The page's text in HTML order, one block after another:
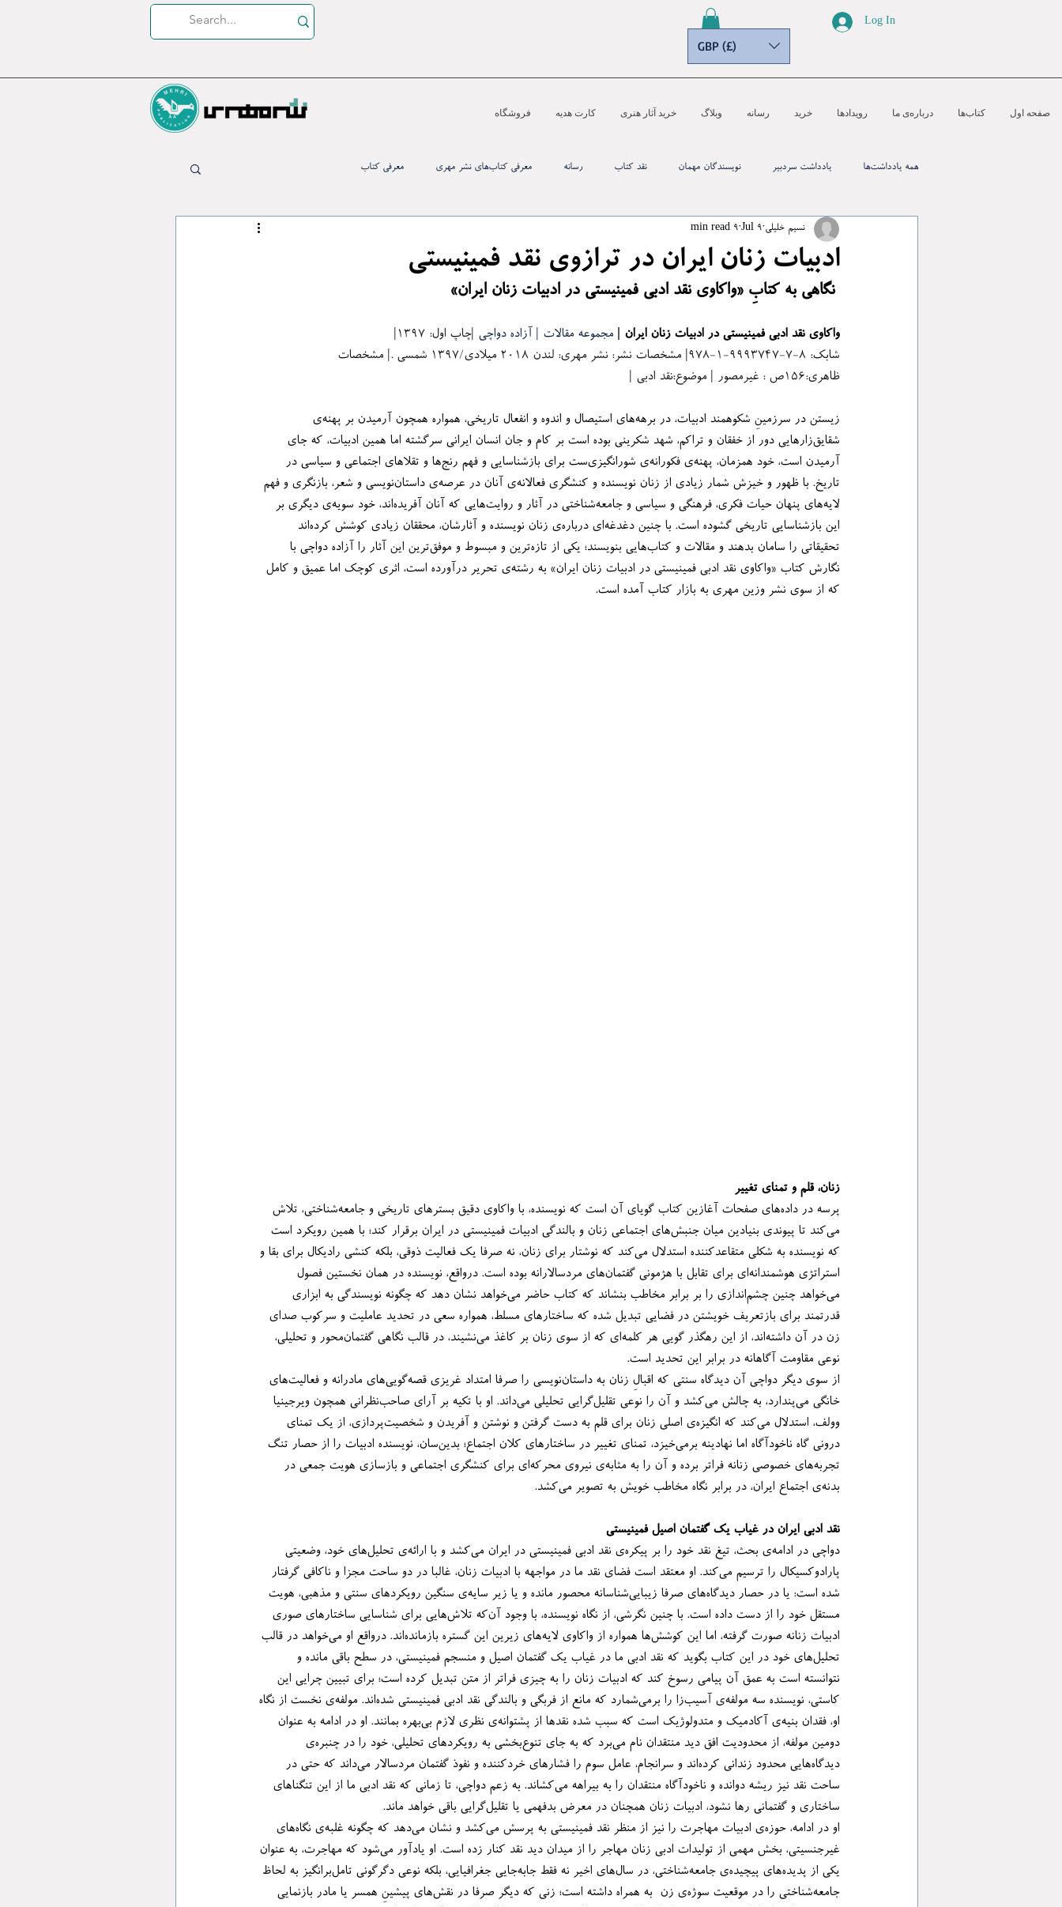
Log In
GBP (£)
صفحه اول کتاب‌ها درباره‌ی ما رویدادها خرید رسانه‌ وبلاگ خرید آثار هنری کارت هدیه فروشگاه
همه یادداشت‌ها یادداشت سردبیر نویسندگان مهمان نقد کتاب رسانه‌ معرفی کتاب‌های نشر مهری معرفی کتاب
ادبیات زنان ایران در ترازوی نقد فمینیستی
نسیم خلیلی Jul 9
9 min read
نگاهی به کتابِ «واکاوی نقد ادبی فمینیستی در ادبیات زنان ایران»
واکاوی نقد ادبی فمینیستی در ادبیات زنان ایران | مجموعه مقالات | آزاده دواچی |چاپ اول: ۱۳۹۷|
شابک: ۸-۷-۹۹۹۳۷۴۷-۱-۹۷۸| ‏مشخصات نشر: نشر مهری: ‏‫لندن ۲۰۱۸ میلادی/۱۳۹۷ شمسی .| ‏مشخصات
ظاهری:۱۵۶ص ‏‫: غیرمصور | موضوع:نقد ادبی |
زیستن در سرزمینِ شکوهمند ادبیات، در برهه‌های استیصال و اندوه و انفعال تاریخی، همواره همچون آرمیدن بر پهنه‌ی
شقایق‌زارهایی دور از خفقان و تراکم، شهد شکرینی بوده است بر کام و جان انسان ایرانی سرگشته اما همین ادبیات، که جای
آرمیدن است، خود همزمان، پهنه‌ی فکورانه‌ی شورانگیزی‌ست برای بازشناسایی و فهم رنج‌ها و تقلاهای اجتماعی و سیاسی در
تاریخ. با ظهور و خیزش شمار زیادی از زنان نویسنده و کنشگری فعالانه‌ی آنان در عرصه‌ی داستان‌نویسی و شعر، بازنگری و فهم
لایه‌های پنهان حیات فکری، فرهنگی و سیاسی و جامعه‌شناختی در آثار و روایت‌هایی که آنان آفریده‌اند، خود سویه‌ی دیگری بر
این بازشناسایی تاریخی گشوده است. با چنین دغدغه‌ای درباره‌ی زنان نویسنده و آثارشان، محققان زیادی کوشش کرده‌اند
تحقیقاتی را سامان بدهند و مقالات و کتاب‌هایی بنویسند؛ یکی از تازه‌ترین و مبسوط و موفق‌ترین این آثار را آزاده دواچی با
نگارش کتاب «واکاوی نقد ادبی فمینیستی در ادبیات زنان ایران» به رشته‌ی تحریر درآورده است، اثری کوچک اما عمیق و کامل
که از سوی نشر وزین مهری به بازار کتاب آمده است.
زنان، قلم و تمنای تغییر
پرسه در داده‌های صفحات آغازین کتاب گویای آن است که نویسنده، با واکاوی دقیق بسترهای تاریخی و جامعه‌شناختی، تلاش
می‌کند تا پیوندی بنیادین میان جنبش‌های اجتماعی زنان و بالندگی ادبیات فمینیستی در ایران برقرار ‌کند؛ با همین رویکرد است
که نویسنده به شکلی متقاعدکننده استدلال می‌کند که نوشتار برای زنان، نه صرفا یک فعالیت ذوقی، بلکه کنشی رادیکال برای بقا و
استراتژی هوشمندانه‌ای برای تقابل با هژمونی گفتمان‌های مردسالارانه بوده است. درواقع، نویسنده در همان نخستین فصول
می‌خواهد چنین چشم‌اندازی را بر برابر مخاطب بنشاند که کتاب حاضر می‌خواهد نشان ‌دهد که چگونه نویسندگی به ابزاری
قدرتمند برای بازتعریف خویشتن در فضایی تبدیل شده که ساختارهای مسلط، همواره سعی در تحدید عاملیت و سرکوب صدای
زن در آن داشته‌اند، از این رهگذر گویی هر کلمه‌ای که از سوی زنان بر کاغذ می‌نشیند، در قالب نگاهی گفتمان‌محور و تحلیلی،
نوعی مقاومت آگاهانه در برابر این تحدید است.
از سوی دیگر دواچی آن دیدگاه سنتی که اقبالِ زنان به داستان‌نویسی را صرفا امتداد غریزی قصه‌گویی‌های مادرانه و فعالیت‌های
خانگی می‌پندارد، به چالش می‌کشد و آن را نوعی تقلیل‌گرایی تحلیلی می‌داند. او با تکیه بر آرای صاحب‌نظرانی همچون ویرجینیا
وولف، استدلال می‌کند که انگیزه‌ی اصلی زنان برای قلم به دست گرفتن و نوشتن و آفریدن و شخصیت‌پردازی، از یک تمنای
درونی گاه ناخودآگاه اما نهادینه برمی‌خیزد، تمنای تغییر در ساختارهای کلان اجتماع؛ بدین‌سان، نویسنده ادبیات را از حصار تنگ
تجربه‌های خصوصی زنانه فراتر برده و آن را به مثابه‌ی نیروی محرکه‌ای برای کنشگری اجتماعی و بازسازی هویت جمعی در
بدنه‌ی اجتماع ایران، در برابر نگاه مخاطب خویش به تصویر می‌کشد.
نقد ادبی ایران در غیاب یک گفتمان اصیل فمینیستی
دواچی در ادامه‌ی بحث، تیغ نقد خود را بر پیکره‌ی نقد ادبی فمینیستی در ایران می‌کشد و با ارائه‌ی تحلیل‌های خود، وضعیتی
پارادوکسیکال را ترسیم می‌کند. او معتقد است فضای نقد ما در مواجهه با ادبیات زنان، غالبا در دو ساحت مجزا و ناکافی گرفتار
شده است: یا در حصار دیدگاه‌های صرفا زیبایی‌شناسانه محصور مانده و یا زیر سایه‌ی سنگین رویکردهای سنتی و مذهبی، هویت
مستقل خود را از دست داده است. با چنین نگرشی، از نگاه نویسنده، با وجود آن‌که تلاش‌هایی برای شناسایی ساختارهای صوری
ادبیات زنانه صورت گرفته، اما این کوشش‌ها همواره از واکاوی لایه‌های زیرین این گستره بازمانده‌اند. درواقع او می‌خواهد در قالب
تحلیل‌های خود در این کتاب بگوید که نقد ادبی ما در غیاب یک گفتمان اصیل و منسجم فمینیستی، در سطح باقی مانده و
نتوانسته است به عمق آن پیامی رسوخ کند که ادبیات زنان را به چیزی فراتر از متن تبدیل کرده است؛ برای تبیین چرایی این
کاستی، نویسنده سه مولفه‌ی آسیب‌زا را برمی‌شمارد که مانع از فربگی و بالندگی نقد ادبی فمینیستی شده‌اند. مولفه‌ی نخست از نگاه
او، فقدان بنیه‌ی آکادمیک و متدولوژیک است که سبب شده نقدها از پشتوانه‌ی نظری لازم بی‌بهره بمانند. او در ادامه به عنوان
دومین مولفه، از محدودیت افق دید منتقدان نام می‌برد که به جای تنوع‌بخشی به رویکردهای تحلیلی، خود را در چنبره‌ی
دیدگاه‌هایی محدود زندانی کرده‌اند و سرانجام، عامل سوم را فشارهای خردکننده و نفوذ گفتمان مردسالار می‌داند که حتی در
ساحت نقد نیز ریشه دوانده و ناخودآگاه منتقدان را به بیراهه می‌کشاند. به زعم دواچی، تا زمانی که نقد ادبی ما از این تنگناهای
ساختاری و گفتمانی رها نشود، ادبیات زنان همچنان در معرض بدفهمی یا تقلیل‌گرایی باقی خواهد ماند.
او در ادامه، حوزه‌ی ادبیات مهاجرت را نیز از منظر نقد فمینیستی به پرسش می‌کشد و نشان می‌دهد که چگونه غلبه‌ی نگاه‌های
غیرجنسیتی، بخش مهمی از تولیدات ادبی زنان مهاجر را از میدان دید نقد کنار زده است. او یادآور می‌شود که مهاجرت، به عنوان
یکی از پدیده‌های پیچیده‌ی جامعه‌شناختی، در سال‌های اخیر نه فقط جابه‌جایی جغرافیایی، بلکه نوعی دگرگونی تامل‌برانگیز به لحاظ
جامعه‌شناختی را در موقعیت سوژه‌ی زن  به همراه داشته است؛ زنی که دیگر صرفا در نقش‌های پیشینِ همسر یا مادر بازنمایی